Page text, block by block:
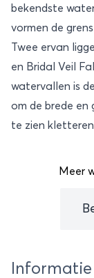
bekendste
vormen de
Twee ervan
en Bridal Veil
watervallen is
om de brede en
te zien
Meer